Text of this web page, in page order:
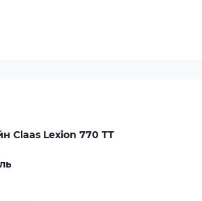
Claas Lexion 770 TT